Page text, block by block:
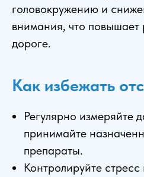
головокружению и
внимания, что повышает
дороге.
Как избежать
Регулярно измеряйте
принимайте
препараты.
Контролируйте стресс